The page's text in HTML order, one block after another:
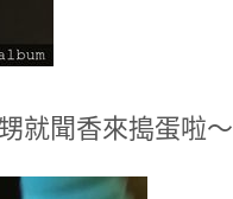
就聞香來搗蛋啦～